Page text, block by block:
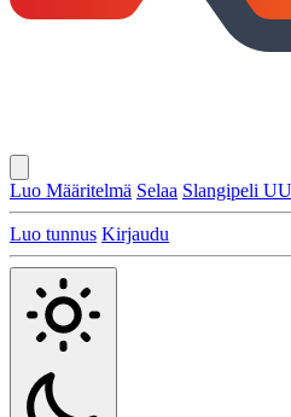
Luo Määritelmä Selaa Slangipeli
Luo tunnus Kirjaudu